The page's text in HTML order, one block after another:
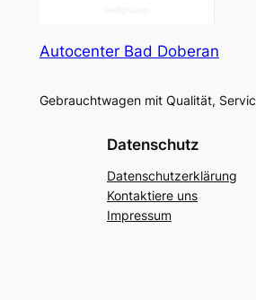
Autocenter Bad Doberan
Gebrauchtwagen mit Qualität,
Datenschutz
Datenschutzerklärung
Kontaktiere uns
Impressum